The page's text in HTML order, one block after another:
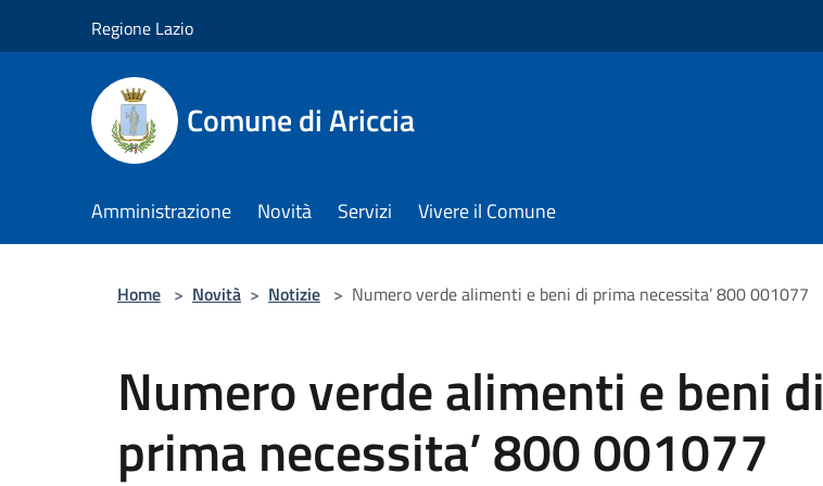
Regione Lazio
Comune di Ariccia
Amministrazione Novità Servizi Vivere il Comune
Home > Novità > Notizie > Numero verde alimenti e beni di prima necessita’ 800 001077
Numero verde alimenti e beni di
prima necessita’ 800 001077